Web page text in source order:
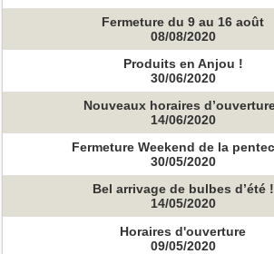
Fermeture du 9 au 16 août
08/08/2020
Produits en Anjou !
30/06/2020
Nouveaux horaires
14/06/2020
Fermeture Weekend de la
30/05/2020
Bel arrivage de bulbes d’été !
14/05/2020
Horaires d'ouverture
09/05/2020